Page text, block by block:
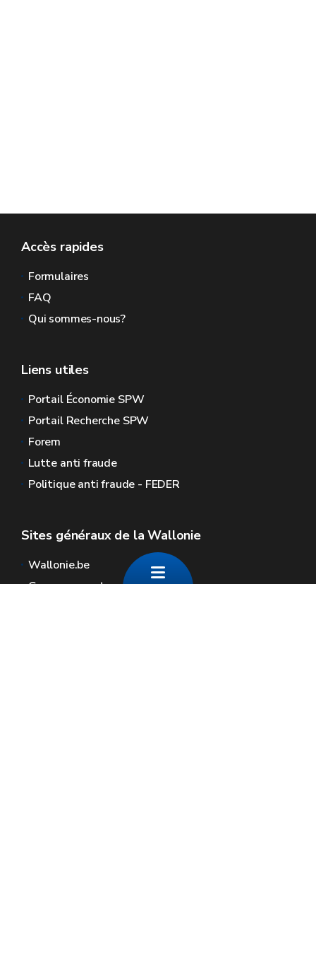
Accès rapides
Formulaires
FAQ
Qui sommes-nous?
Liens utiles
Portail Économie SPW
Portail Recherche SPW
Forem
Lutte anti fraude
Politique anti fraude - FEDER
Sites généraux de la Wallonie
Wallonie.be
Gouvernement wallon